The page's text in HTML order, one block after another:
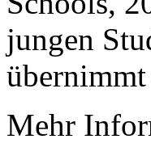
jungen
Mehr